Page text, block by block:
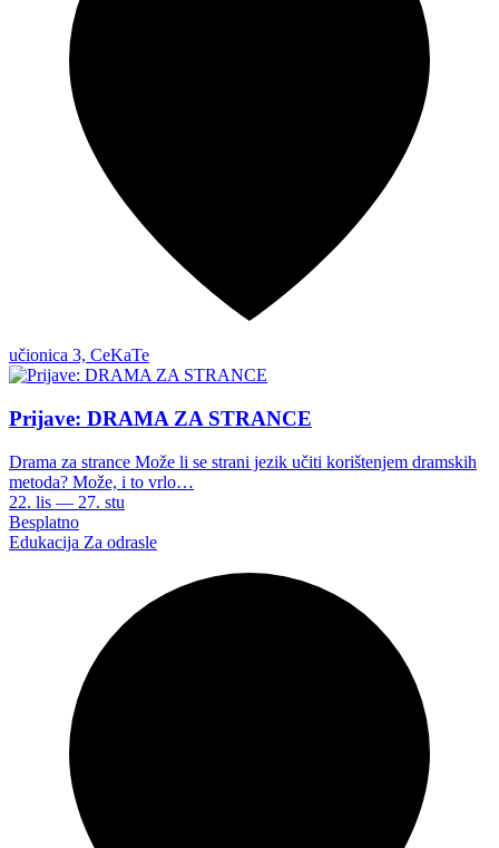
učionica 3, CeKaTe
Prijave: DRAMA ZA STRANCE
Drama za strance Može li se strani jezik učiti korištenjem dramskih
metoda? Može, i to vrlo…
22. lis — 27. stu
Besplatno
Edukacija Za odrasle